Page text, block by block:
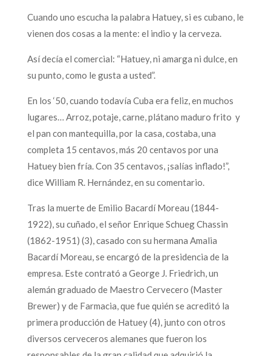
Cuando uno escucha la palabra Hatuey, si es cubano, le
vienen dos cosas a la mente: el indio y la cerveza.
Así decía el comercial: “Hatuey, ni amarga ni dulce, en
su punto, como le gusta a usted”.
En los ‘50, cuando todavía Cuba era feliz, en muchos
lugares… Arroz, potaje, carne, plátano maduro frito y
el pan con mantequilla, por la casa, costaba, una
completa 15 centavos, más 20 centavos por una
Hatuey bien fría. Con 35 centavos, ¡salías inflado!”,
dice William R. Hernández, en su comentario.
Tras la muerte de Emilio Bacardí Moreau (1844-
1922), su cuñado, el señor Enrique Schueg Chassin
(1862-1951) (3), casado con su hermana Amalia
Bacardí Moreau, se encargó de la presidencia de la
empresa. Este contrató a George J. Friedrich, un
alemán graduado de Maestro Cervecero (Master
Brewer) y de Farmacia, que fue quién se acreditó la
primera producción de Hatuey (4), junto con otros
diversos cerveceros alemanes que fueron los